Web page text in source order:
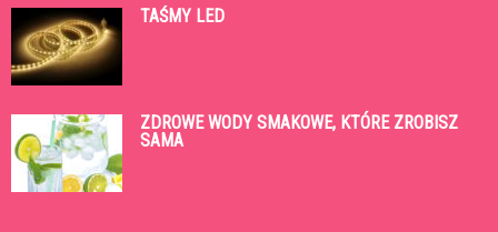
TAŚMY LED
ZDROWE WODY SMAKOWE, KTÓRE ZROBISZ
SAMA